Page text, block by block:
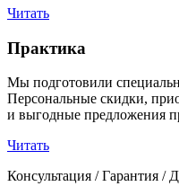
Читать
Практика
Мы подготовили
Персональные скидки,
и выгодные предложения
Читать
Консультация / Гарантия /